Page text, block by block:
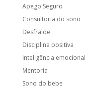
Apego Seguro
Consultoria do sono
Desfralde
Disciplina positiva
Inteligência emocional
Mentoria
Sono do bebe